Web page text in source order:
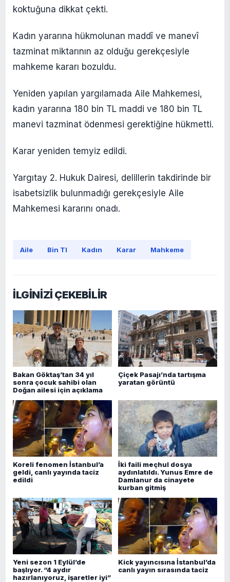
koktuğuna dikkat çekti.
Kadın yararına hükmolunan maddî ve manevî
tazminat miktarının az olduğu gerekçesiyle
mahkeme kararı bozuldu.
Yeniden yapılan yargılamada Aile Mahkemesi,
kadın yararına 180 bin TL maddi ve 180 bin TL
manevi tazminat ödenmesi gerektiğine hükmetti.
Karar yeniden temyiz edildi.
Yargıtay 2. Hukuk Dairesi, delillerin takdirinde bir
isabetsizlik bulunmadığı gerekçesiyle Aile
Mahkemesi kararını onadı.
Aile Bin Tl Kadın Karar Mahkeme
İLGİNİZİ ÇEKEBİLİR
Bakan Göktaş’tan 34 yıl
sonra çocuk sahibi olan
Doğan ailesi için açıklama
Çiçek Pasajı’nda tartışma
yaratan görüntü
Koreli fenomen İstanbul’a
geldi, canlı yayında taciz
edildi
İki faili meçhul dosya
aydınlatıldı. Yunus Emre de
Damlanur da cinayete
kurban gitmiş
Yeni sezon 1 Eylül’de
başlıyor. “4 aydır
hazırlanıyoruz, işaretler iyi”
Kick yayıncısına İstanbul’da
canlı yayın sırasında taciz